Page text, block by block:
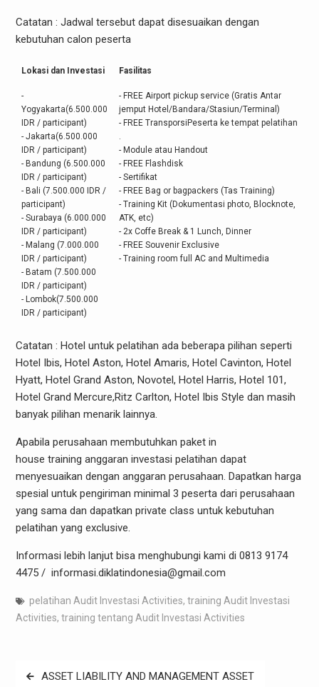
Catatan : Jadwal tersebut dapat disesuaikan dengan
kebutuhan calon peserta
Lokasi dan Investasi Fasilitas
-
Yogyakarta(6.500.000
IDR / participant)
- Jakarta(6.500.000
IDR / participant)
- Bandung (6.500.000
IDR / participant)
- Bali (7.500.000 IDR /
participant)
- Surabaya (6.000.000
IDR / participant)
- Malang (7.000.000
IDR / participant)
- Batam (7.500.000
IDR / participant)
- Lombok(7.500.000
IDR / participant)
- FREE Airport pickup service (Gratis Antar
jemput Hotel/Bandara/Stasiun/Terminal)
- FREE TransporsiPeserta ke tempat pelatihan
.
- Module atau Handout
- FREE Flashdisk
- Sertifikat
- FREE Bag or bagpackers (Tas Training)
- Training Kit (Dokumentasi photo, Blocknote,
ATK, etc)
- 2x Coffe Break & 1 Lunch, Dinner
- FREE Souvenir Exclusive
- Training room full AC and Multimedia
Catatan : Hotel untuk pelatihan ada beberapa pilihan seperti
Hotel Ibis, Hotel Aston, Hotel Amaris, Hotel Cavinton, Hotel
Hyatt, Hotel Grand Aston, Novotel, Hotel Harris, Hotel 101,
Hotel Grand Mercure,Ritz Carlton, Hotel Ibis Style dan masih
banyak pilihan menarik lainnya.
Apabila perusahaan membutuhkan paket in
house training anggaran investasi pelatihan dapat
menyesuaikan dengan anggaran perusahaan. Dapatkan harga
spesial untuk pengiriman minimal 3 peserta dari perusahaan
yang sama dan dapatkan private class untuk kebutuhan
pelatihan yang exclusive.
Informasi lebih lanjut bisa menghubungi kami di 0813 9174
4475 / informasi.diklatindonesia@gmail.com
pelatihan Audit Investasi Activities, training Audit Investasi
Activities, training tentang Audit Investasi Activities
Navigasi
ASSET LIABILITY AND MANAGEMENT ASSET